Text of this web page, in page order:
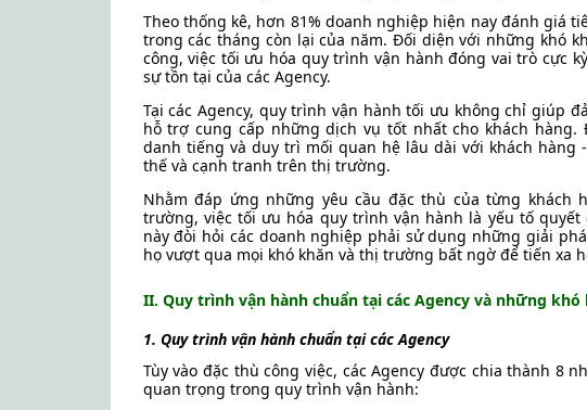
Theo thống kê, hơn 81% doanh nghiệp hiện nay đánh giá
trong các tháng còn lại của năm. Đối diện với những khó
công, việc tối ưu hóa quy trình vận hành đóng vai trò cực
sự tồn tại của các Agency.
Tại các Agency, quy trình vận hành tối ưu không chỉ giúp
hỗ trợ cung cấp những dịch vụ tốt nhất cho khách
danh tiếng và duy trì mối quan hệ lâu dài với khách
thế và cạnh tranh trên thị trường.
Nhằm đáp ứng những yêu cầu đặc thù của từng
trường, việc tối ưu hóa quy trình vận hành là yếu tố
này đòi hỏi các doanh nghiệp phải sử dụng những giải
họ vượt qua mọi khó khăn và thị trường bất ngờ để tiến xa
II. Quy trình vận hành chuẩn tại các Agency và những
1. Quy trình vận hành chuẩn tại các Agency
Tùy vào đặc thù công việc, các Agency được chia thành 8
quan trọng trong quy trình vận hành: